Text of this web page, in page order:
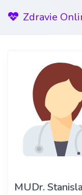
Zdravie
MUDr.